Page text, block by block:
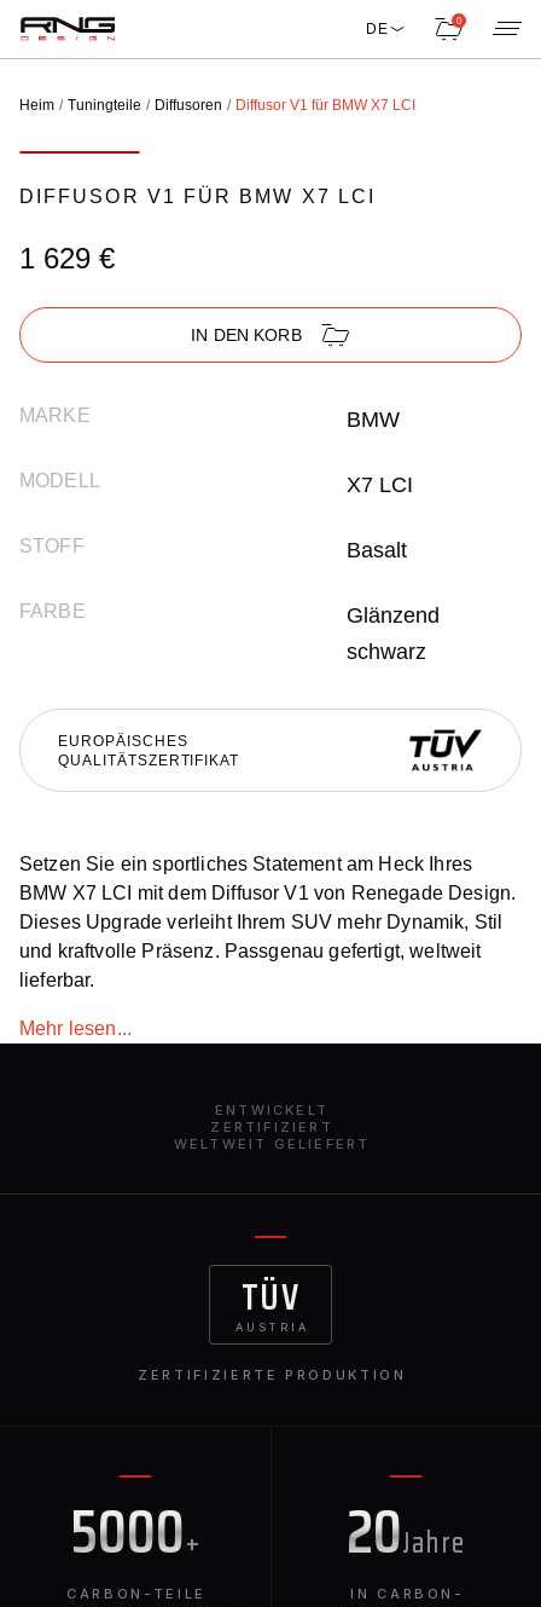
DE 0
Heim Tuningteile Diffusoren Diffusor V1 für BMW X7 LCI
DIFFUSOR V1 FÜR BMW X7 LCI
1 629 €
IN DEN KORB
MARKE BMW
MODELL X7 LCI
STOFF Basalt
FARBE
Glänzend
schwarz
EUROPÄISCHES
QUALITÄTSZERTIFIKAT
Setzen Sie ein sportliches Statement am Heck Ihres
BMW X7 LCI mit dem Diffusor V1 von Renegade Design.
Dieses Upgrade verleiht Ihrem SUV mehr Dynamik, Stil
und kraftvolle Präsenz. Passgenau gefertigt, weltweit
lieferbar.
Mehr lesen...
ENTWICKELT
ZERTIFIZIERT
WELTWEIT GELIEFERT
5000+
CARBON-TEILE
20Jahre
IN CARBON-
TÜV
AUSTRIA
ZERTIFIZIERTE PRODUKTION